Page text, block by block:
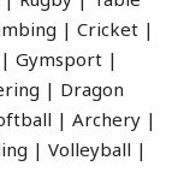
| Cricket |
Gymsport |
| Dragon
| Archery |
| Volleyball |